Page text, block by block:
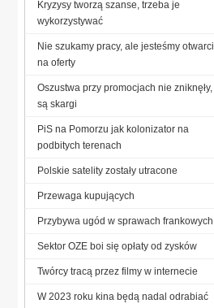
Kryzysy tworzą szanse, trzeba je
wykorzystywać
Nie szukamy pracy, ale jesteśmy otwarci
na oferty
Oszustwa przy promocjach nie zniknęły,
są skargi
PiS na Pomorzu jak kolonizator na
podbitych terenach
Polskie satelity zostały utracone
Przewaga kupujących
Przybywa ugód w sprawach frankowych
Sektor OZE boi się opłaty od zysków
Twórcy tracą przez filmy w internecie
W 2023 roku kina będą nadal odrabiać